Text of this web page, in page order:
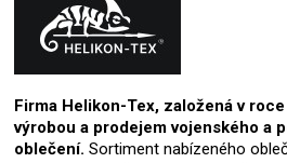
Firma Helikon-Tex, založená v
výrobou a prodejem vojenského a
oblečení. Sortiment nabízeného